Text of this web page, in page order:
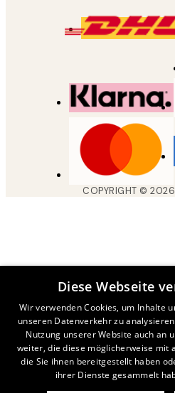
COPYRIGHT ©2026
Diese Webseite
Wir verwenden Cookies, um Inhalte
unseren Datenverkehr zu
Nutzung unserer Website auch an
weiter, die diese möglicherweise mit
die Sie ihnen bereitgestellt haben
ihrer Dienste gesammelt